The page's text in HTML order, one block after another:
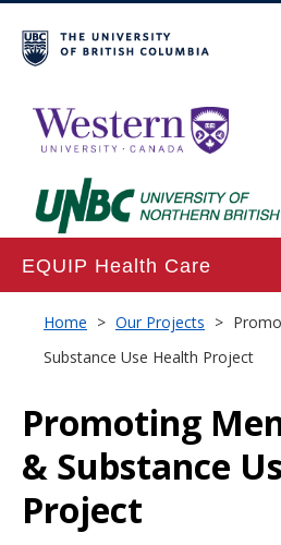
EQUIP Health Care
Home
About
Publications
Resources
Home > Our Projects >
Substance Use Health Project
Promoting
& Substance
Project